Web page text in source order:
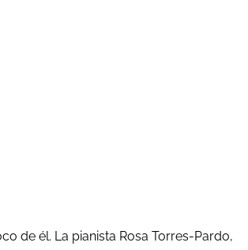
de él. La pianista Rosa Torres-Pardo,